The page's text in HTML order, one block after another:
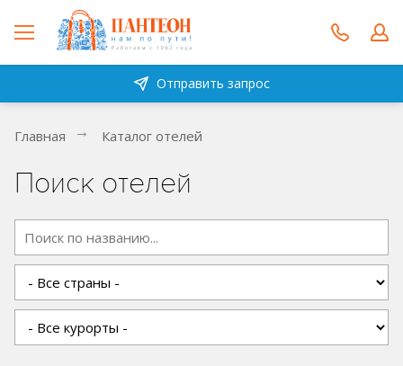
Отправить запрос
Главная Каталог отелей
Поиск отелей